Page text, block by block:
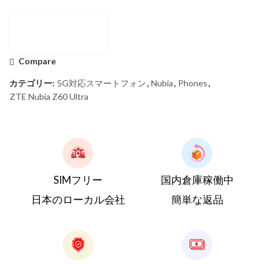
Compare
カテゴリー: 5G対応スマートフォン, Nubia, Phones,
ZTE Nubia Z60 Ultra
SIMフリー
日本のローカル会社
国内倉庫稼働中
簡単な返品